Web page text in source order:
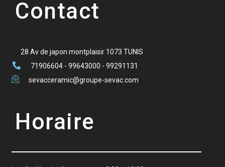
Contact
28 Av de japon montplaisir 1073 TUNIS
71906604 - 99643000 - 99291131
sevacceramic@groupe-sevac.com
Horaire